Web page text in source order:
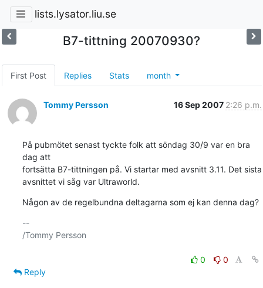
lists.lysator.liu.se
B7-tittning 20070930?
First Post Replies Stats month
Tommy Persson 16 Sep 2007 2:26 p.m.
På pubmötet senast tyckte folk att söndag 30/9 var en bra
dag att
fortsätta B7-tittningen på. Vi startar med avsnitt 3.11. Det sista
avsnittet vi såg var Ultraworld.
Någon av de regelbundna deltagarna som ej kan denna dag?
--
/Tommy Persson
0
0
Reply